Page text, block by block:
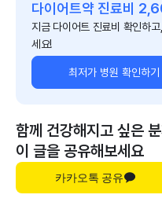
다이어트약 진료비
지금 다이어트 진료비 확인하
세요!
최저가 병원 확인하기
함께 건강해지고 싶은 분
이 글을 공유해보세요
카카오톡 공유